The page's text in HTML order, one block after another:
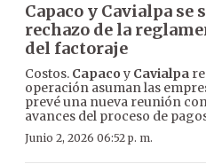
Capaco y Cavialpa se
rechazo de la
del factoraje
Costos. Capaco y Cavialpa
operación asuman las
prevé una nueva reunión
avances del proceso de
Junio 2, 2026 06:52 p. m.